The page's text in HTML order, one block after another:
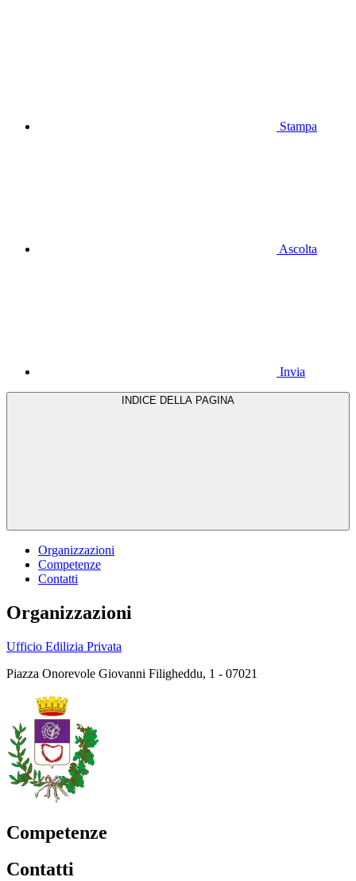
Stampa
Ascolta
Invia
Organizzazioni
Competenze
Contatti
Organizzazioni
Ufficio Edilizia Privata
Piazza Onorevole Giovanni Filigheddu, 1 - 07021
Competenze
Contatti